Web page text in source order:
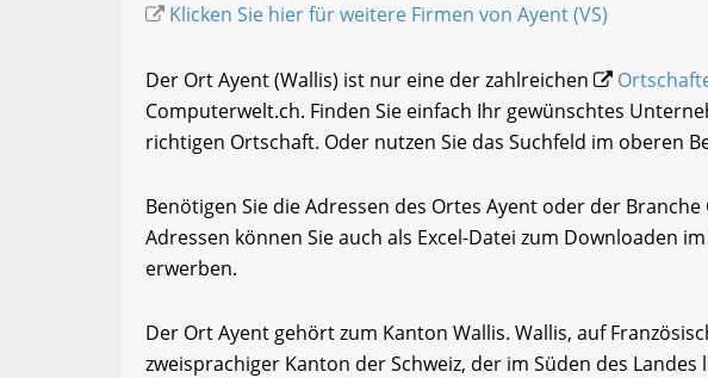
Klicken Sie hier für weitere Firmen von Ayent (VS)
Der Ort Ayent (Wallis) ist nur eine der zahlreichen
Computerwelt.ch. Finden Sie einfach Ihr gewünschtes
richtigen Ortschaft. Oder nutzen Sie das Suchfeld im oberen
Benötigen Sie die Adressen des Ortes Ayent oder der
Adressen können Sie auch als Excel-Datei zum Downloaden im
erwerben.
Der Ort Ayent gehört zum Kanton Wallis. Wallis, auf
zweisprachiger Kanton der Schweiz, der im Süden des